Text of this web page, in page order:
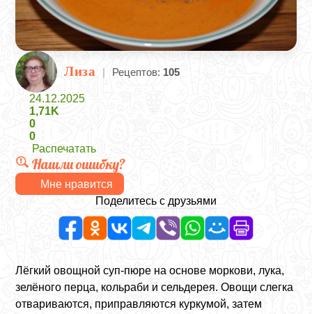
Лиза | Рецептов: 105
24.12.2025
1,71K
0
0
Распечатать
Нашли ошибку?
Мне нравится
Поделитесь с друзьями
Лёгкий овощной суп‑пюре на основе моркови, лука,
зелёного перца, кольраби и сельдерея. Овощи слегка
отвариваются, приправляются куркумой, затем